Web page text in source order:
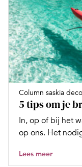
Column saskia
5 tips om je
In, op of bij het
op ons. Het
Lees meer